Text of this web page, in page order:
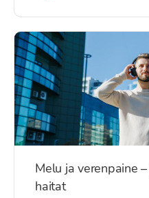
Melu ja verenpaine
haitat